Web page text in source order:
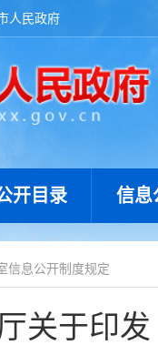
人民政府
开目录 信息
信息公开制度规定
关于印